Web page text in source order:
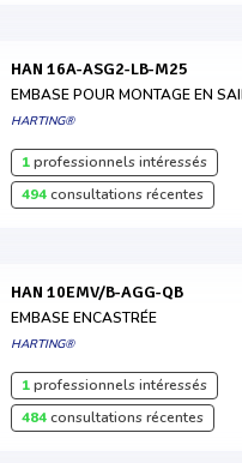
HAN 16A-ASG2-LB-M25
EMBASE POUR MONTAGE EN
HARTING®
1professionnels intéressés
494consultations récentes
HAN 10EMV/B-AGG-QB
EMBASE ENCASTRÉE
HARTING®
1professionnels intéressés
484consultations récentes